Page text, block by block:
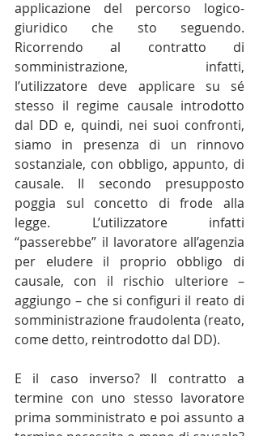
applicazione del percorso logico-
giuridico che sto seguendo.
Ricorrendo al contratto di
somministrazione, infatti,
l’utilizzatore deve applicare su sé
stesso il regime causale introdotto
dal DD e, quindi, nei suoi confronti,
siamo in presenza di un rinnovo
sostanziale, con obbligo, appunto, di
causale. Il secondo presupposto
poggia sul concetto di frode alla
legge. L’utilizzatore infatti
“passerebbe” il lavoratore all’agenzia
per eludere il proprio obbligo di
causale, con il rischio ulteriore –
aggiungo – che si configuri il reato di
somministrazione fraudolenta (reato,
come detto, reintrodotto dal DD).
E il caso inverso? Il contratto a
termine con uno stesso lavoratore
prima somministrato e poi assunto a